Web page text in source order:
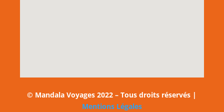
© Mandala Voyages 2022 – Tous droits réservés |
Mentions Légales